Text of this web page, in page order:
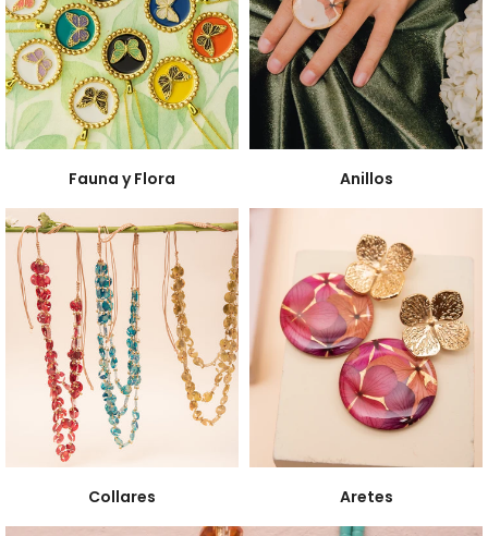
Fauna y Flora Anillos
Collares Aretes